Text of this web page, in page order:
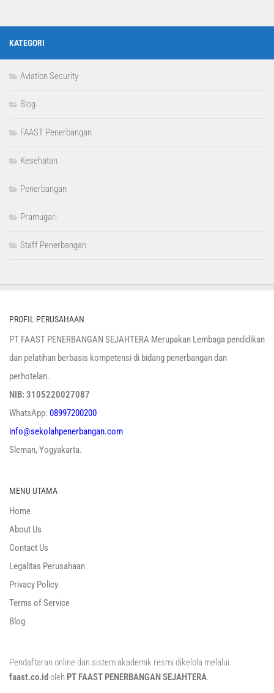
KATEGORI
Aviation Security
Blog
FAAST Penerbangan
Kesehatan
Penerbangan
Pramugari
Staff Penerbangan
PROFIL PERUSAHAAN
PT FAAST PENERBANGAN SEJAHTERA Merupakan Lembaga pendidikan
dan pelatihan berbasis kompetensi di bidang penerbangan dan
perhotelan.
NIB: 3105220027087
WhatsApp: 08997200200
info@sekolahpenerbangan.com
Sleman, Yogyakarta.
MENU UTAMA
Home
About Us
Contact Us
Legalitas Perusahaan
Privacy Policy
Terms of Service
Blog
Pendaftaran online dan sistem akademik resmi dikelola melalui
faast.co.id oleh PT FAAST PENERBANGAN SEJAHTERA.